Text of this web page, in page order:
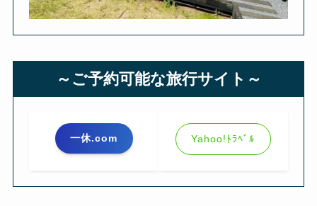
～ご予約可能な旅行サイト～
一休.com Yahoo!ﾄﾗﾍﾞﾙ